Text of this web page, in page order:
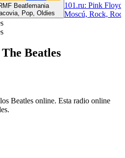
Beatlemania
Pop, Oldies
101.ru: Pink Floyd
Moscú, Rock,
Beatles
Beatles online. Esta radio online